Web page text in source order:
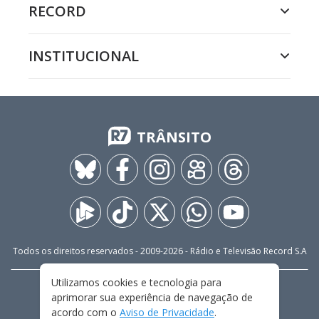
RECORD
INSTITUCIONAL
TRÂNSITO
Todos os direitos reservados - 2009-2026- Rádio e Televisão Record S.A
FALE CONOSCO
PRIVACIDADE
TERMOS E CONDIÇÕES DE USO
Utilizamos cookies e tecnologia para
aprimorar sua experiência de navegação de
acordo com o Aviso de Privacidade.